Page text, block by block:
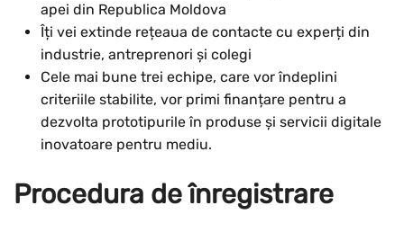
apei din Republica Moldova
Îți vei extinde rețeaua de contacte cu experți din
industrie, antreprenori și colegi
Cele mai bune trei echipe, care vor îndeplini
criteriile stabilite, vor primi finanțare pentru a
dezvolta prototipurile în produse și servicii digitale
inovatoare pentru mediu.
Procedura de înregistrare